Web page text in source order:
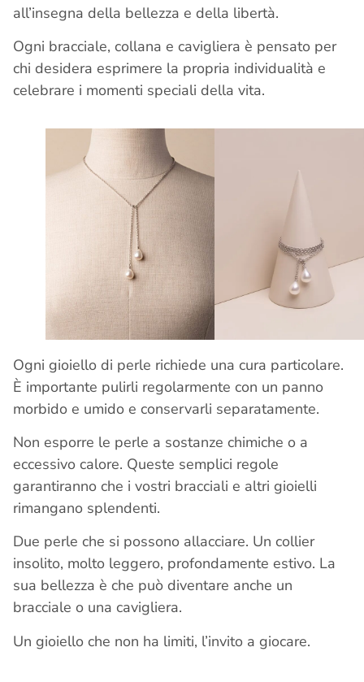
all’insegna della bellezza e della libertà.
Ogni bracciale, collana e cavigliera è pensato per
chi desidera esprimere la propria individualità e
celebrare i momenti speciali della vita.
Ogni gioiello di perle richiede una cura particolare.
È importante pulirli regolarmente con un panno
morbido e umido e conservarli separatamente.
Non esporre le perle a sostanze chimiche o a
eccessivo calore. Queste semplici regole
garantiranno che i vostri bracciali e altri gioielli
rimangano splendenti.
Due perle che si possono allacciare. Un collier
insolito, molto leggero, profondamente estivo. La
sua bellezza è che può diventare anche un
bracciale o una cavigliera.
Un gioiello che non ha limiti, l’invito a giocare.